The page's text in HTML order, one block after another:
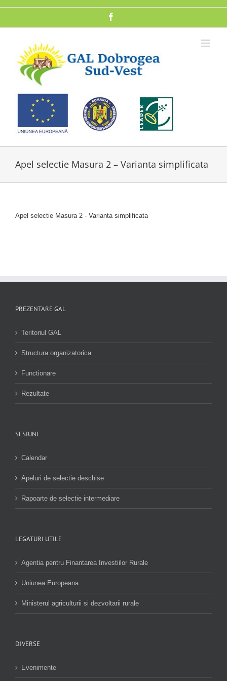
Apel selectie Masura 2 – Varianta simplificata
Apel selectie Masura 2 - Varianta simplificata
PREZENTARE GAL
Teritoriul GAL
Structura organizatorica
Functionare
Rezultate
SESIUNI
Calendar
Apeluri de selectie deschise
Rapoarte de selectie intermediare
LEGATURI UTILE
Agentia pentru Finantarea Investiilor Rurale
Uniunea Europeana
Ministerul agriculturii si dezvoltarii rurale
DIVERSE
Evenimente